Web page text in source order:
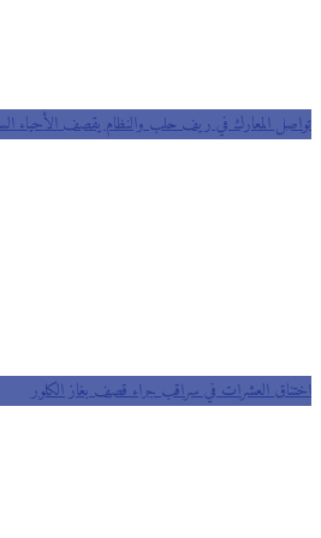
المعارك في ريف حلب والنظام يقصف الأحياء السكنية
العشرات في سراقب جراء قصف بغاز الكلور